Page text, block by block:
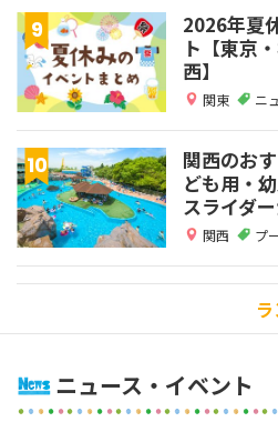
2026年夏
ト【東京
西】
関東 ニ
関西のお
ども用・
スライダ
関西 プ
ニュース・イベント